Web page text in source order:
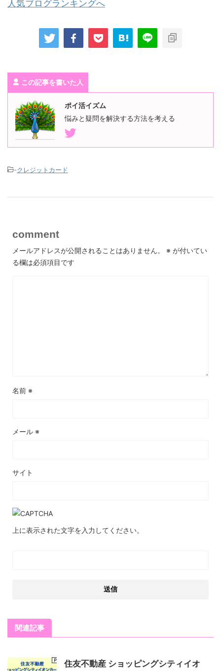
人気ブログランキングへ
この記事を書いた人
ポイ活イズム
悩みと疑問を解決する方法を考える
-クレジットカード
comment
メールアドレスが公開されることはありません。 ※ が付いてい
る欄は必須項目です
名前 ※
メール ※
サイト
上に表示された文字を入力してください。
関連記事
住友不動産 ショッピングシティイオ